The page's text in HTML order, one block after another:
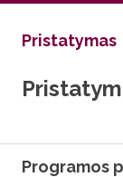
Pristatymas
Programos